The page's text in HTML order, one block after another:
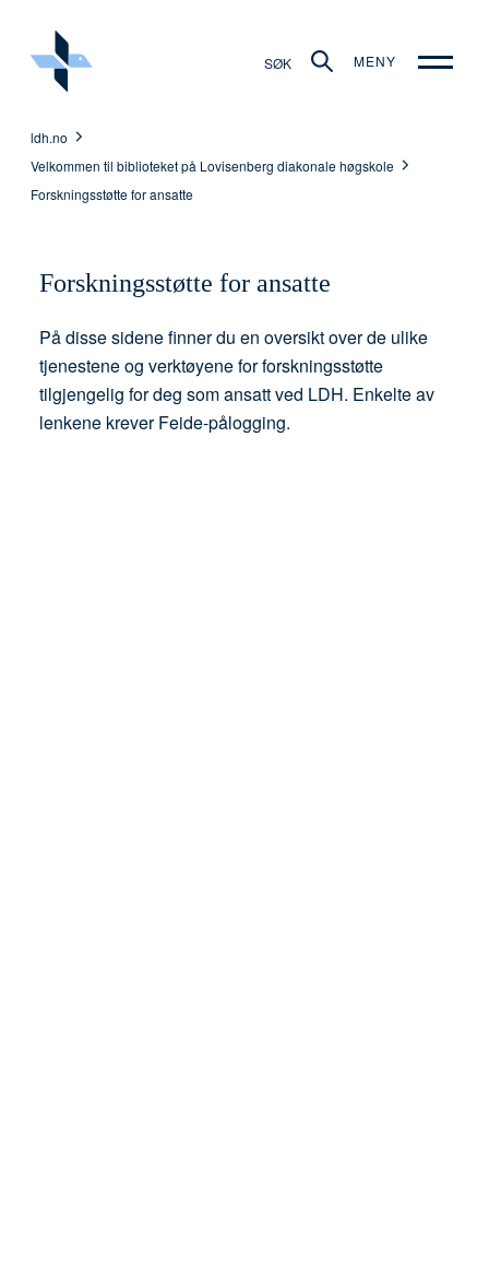
SØK MENY
ldh.no
Velkommen til biblioteket på Lovisenberg diakonale høgskole
Forskningsstøtte for ansatte
Forskningsstøtte for ansatte
På disse sidene finner du en oversikt over de ulike
tjenestene og verktøyene for forskningsstøtte
tilgjengelig for deg som ansatt ved LDH. Enkelte av
lenkene krever Feide-pålogging.